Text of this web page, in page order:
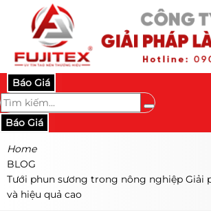
Báo Giá
Báo Giá
Home
BLOG
Tưới phun sương trong nông nghiệp Giải
và hiệu quả cao